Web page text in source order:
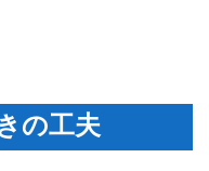
の工夫